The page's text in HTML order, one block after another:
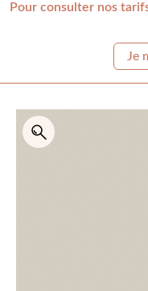
Pour consulter nos
Je